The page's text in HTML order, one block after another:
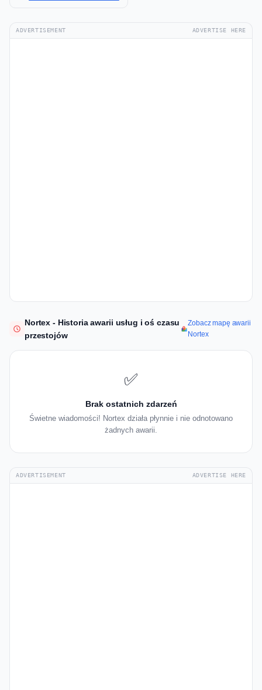
ADVERTISEMENT ADVERTISE HERE
Nortex - Historia awarii usług i oś czasu
przestojów
Zobacz mapę awarii
Nortex
✅
Brak ostatnich zdarzeń
Świetne wiadomości! Nortex działa płynnie i nie odnotowano
żadnych awarii.
ADVERTISEMENT ADVERTISE HERE